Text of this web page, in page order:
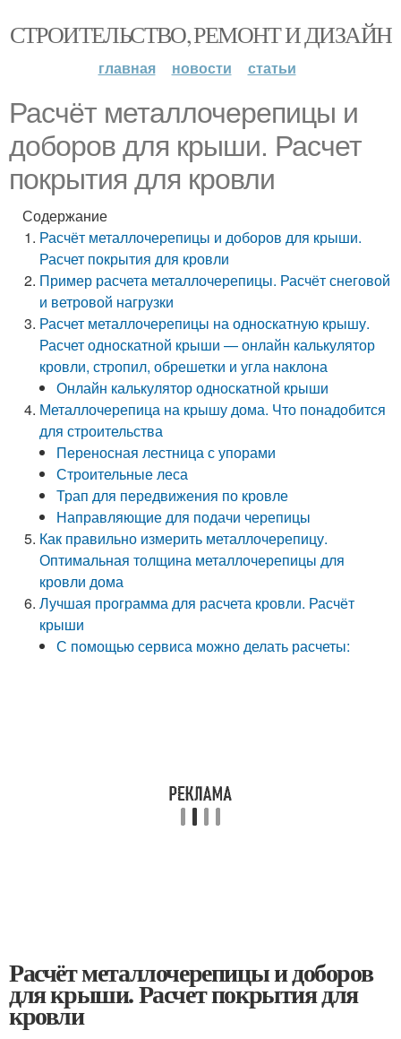
СТРОИТЕЛЬСТВО, РЕМОНТ И ДИЗАЙН
главная новости статьи
Расчёт металлочерепицы и
доборов для крыши. Расчет
покрытия для кровли
Содержание
Расчёт металлочерепицы и доборов для крыши.
Расчет покрытия для кровли
Пример расчета металлочерепицы. Расчёт снеговой
и ветровой нагрузки
Расчет металлочерепицы на односкатную крышу.
Расчет односкатной крыши — онлайн калькулятор
кровли, стропил, обрешетки и угла наклона
Онлайн калькулятор односкатной крыши
Металлочерепица на крышу дома. Что понадобится
для строительства
Переносная лестница с упорами
Строительные леса
Трап для передвижения по кровле
Направляющие для подачи черепицы
Как правильно измерить металлочерепицу.
Оптимальная толщина металлочерепицы для
кровли дома
Лучшая программа для расчета кровли. Расчёт
крыши
С помощью сервиса можно делать расчеты:
Расчёт металлочерепицы и доборов
для крыши. Расчет покрытия для
кровли